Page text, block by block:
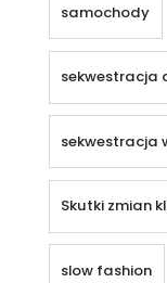
samochody
sekwestracja
sekwestracja
Skutki zmian
slow fashion